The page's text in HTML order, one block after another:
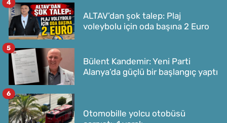
ALTAV’dan şok talep: Plaj
voleybolu için oda başına 2 Euro
4
Bülent Kandemir: Yeni Parti
Alanya’da güçlü bir başlangıç yaptı
5
Otomobille yolcu otobüsü
6